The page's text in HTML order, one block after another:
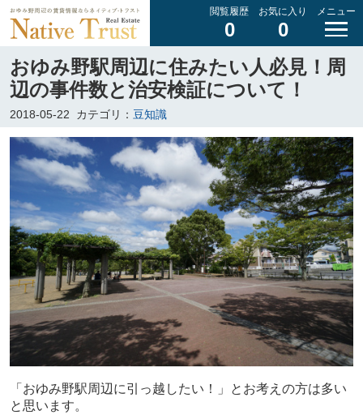
閲覧履歴
0
お気に入り
0
メニュー
おゆみ野駅周辺に住みたい人必見！周
辺の事件数と治安検証について！
2018-05-22 カテゴリ： 豆知識
「おゆみ野駅周辺に引っ越したい！」とお考えの方は多い
と思います。